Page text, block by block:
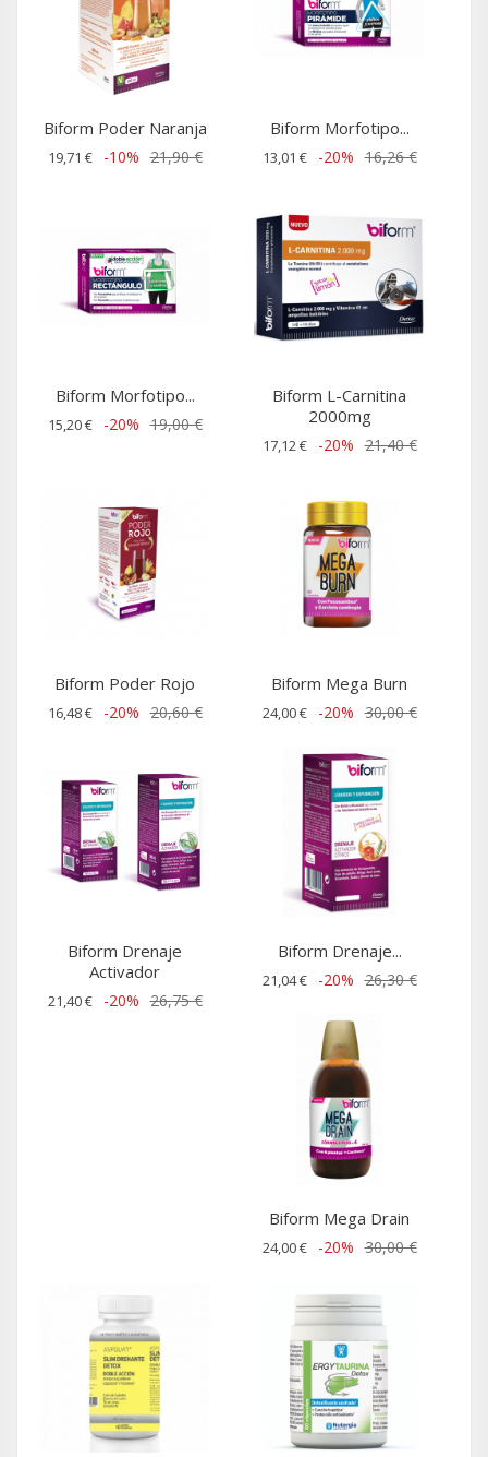
Biform Poder Naranja
19,71 € -10% 21,90 €
Biform Morfotipo...
13,01 € -20% 16,26 €
Biform Morfotipo...
15,20 € -20% 19,00 €
Biform L-Carnitina
2000mg
17,12 € -20% 21,40 €
Biform Poder Rojo
16,48 € -20% 20,60 €
Biform Mega Burn
24,00 € -20% 30,00 €
Biform Drenaje
Activador
21,40 € -20% 26,75 €
Biform Drenaje...
21,04 € -20% 26,30 €
Biform Mega Drain
24,00 € -20% 30,00 €